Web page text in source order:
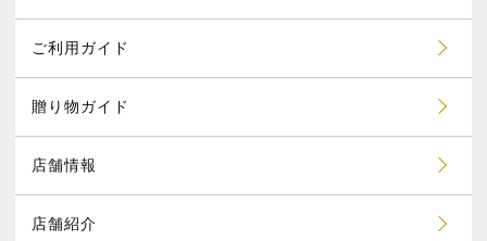
ご利用ガイド
贈り物ガイド
店舗情報
店舗紹介